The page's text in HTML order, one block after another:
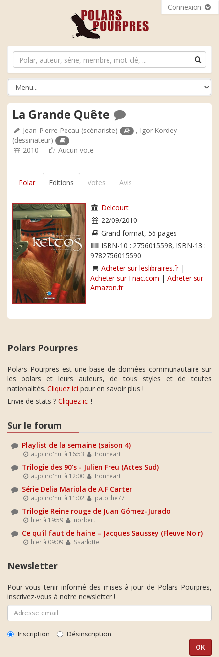
Connexion
La Grande Quête
Jean-Pierre Pécau (scénariste) , Igor Kordey
(dessinateur)
2010
Aucun vote
Polar Editions Votes Avis
Delcourt
22/09/2010
Grand format, 56 pages
ISBN-10 : 2756015598, ISBN-13 :
9782756015590
Acheter sur leslibraires.fr|
Acheter sur Fnac.com | Acheter sur
Amazon.fr
Polars Pourpres
Polars Pourpres est une base de données communautaire sur
les polars et leurs auteurs, de tous styles et de toutes
nationalités. Cliquez ici pour en savoir plus !
Envie de stats ? Cliquez ici !
Sur le forum
Playlist de la semaine (saison 4)
aujourd'hui à 16:53 Ironheart
Trilogie des 90's - Julien Freu (Actes Sud)
aujourd'hui à 12:00 Ironheart
Série Delia Mariola de A.F Carter
aujourd'hui à 11:02 patoche77
Trilogie Reine rouge de Juan Gómez-Jurado
hier à 19:59 norbert
Ce qu'il faut de haine – Jacques Saussey (Fleuve Noir)
hier à 09:09 Ssarlotte
Newsletter
Pour vous tenir informé des mises-à-jour de Polars Pourpres,
inscrivez-vous à notre newsletter !
Inscription Désinscription